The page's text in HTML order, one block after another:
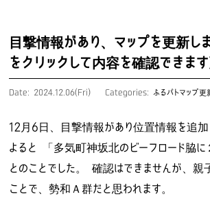
目撃情報があり、マップを更新し
をクリックして内容を確認できます
Date: 2024.12.06(Fri) Categories:ふるパトマップ更
12月6日、目撃情報があり位置情報を追加
よると 「多気町神坂北のビーフロード脇に
とのことでした。 確認はできませんが、親
ことで、勢和Ａ群だと思われます。